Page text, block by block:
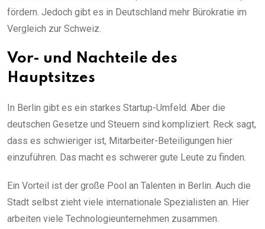
fördern. Jedoch gibt es in Deutschland mehr Bürokratie im
Vergleich zur Schweiz.
Vor- und Nachteile des
Hauptsitzes
In Berlin gibt es ein starkes Startup-Umfeld. Aber die
deutschen Gesetze und Steuern sind kompliziert. Reck sagt,
dass es schwieriger ist, Mitarbeiter-Beteiligungen hier
einzuführen. Das macht es schwerer gute Leute zu finden.
Ein Vorteil ist der große Pool an Talenten in Berlin. Auch die
Stadt selbst zieht viele internationale Spezialisten an. Hier
arbeiten viele Technologieunternehmen zusammen.